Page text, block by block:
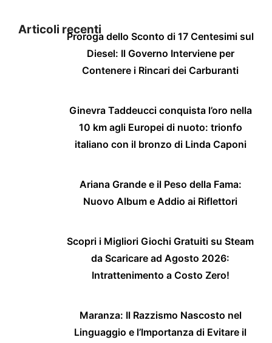
Articoli recentiProroga dello Sconto di 17 Centesimi sul
Diesel: Il Governo Interviene per
Contenere i Rincari dei Carburanti
Ginevra Taddeucci conquista l’oro nella
10 km agli Europei di nuoto: trionfo
italiano con il bronzo di Linda Caponi
Ariana Grande e il Peso della Fama:
Nuovo Album e Addio ai Riflettori
Scopri i Migliori Giochi Gratuiti su Steam
da Scaricare ad Agosto 2026:
Intrattenimento a Costo Zero!
Maranza: Il Razzismo Nascosto nel
Linguaggio e l’Importanza di Evitare il